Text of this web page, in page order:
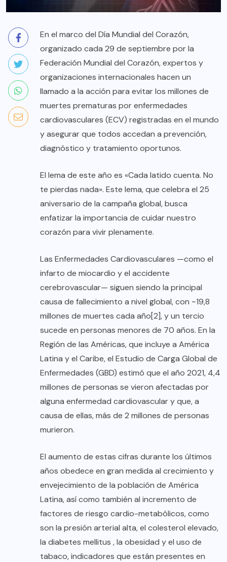
En el marco del Día Mundial del Corazón,
organizado cada 29 de septiembre por la
Federación Mundial del Corazón, expertos y
organizaciones internacionales hacen un
llamado a la acción para evitar los millones de
muertes prematuras por enfermedades
cardiovasculares (ECV) registradas en el mundo
y asegurar que todos accedan a prevención,
diagnóstico y tratamiento oportunos.
El lema de este año es «Cada latido cuenta. No
te pierdas nada». Este lema, que celebra el 25
aniversario de la campaña global, busca
enfatizar la importancia de cuidar nuestro
corazón para vivir plenamente.
Las Enfermedades Cardiovasculares —como el
infarto de miocardio y el accidente
cerebrovascular— siguen siendo la principal
causa de fallecimiento a nivel global, con ~19,8
millones de muertes cada año[2], y un tercio
sucede en personas menores de 70 años. En la
Región de las Américas, que incluye a América
Latina y el Caribe, el Estudio de Carga Global de
Enfermedades (GBD) estimó que el año 2021, 4,4
millones de personas se vieron afectadas por
alguna enfermedad cardiovascular y que, a
causa de ellas, más de 2 millones de personas
murieron.
El aumento de estas cifras durante los últimos
años obedece en gran medida al crecimiento y
envejecimiento de la población de América
Latina, así como también al incremento de
factores de riesgo cardio-metabólicos, como
son la presión arterial alta, el colesterol elevado,
la diabetes mellitus , la obesidad y el uso de
tabaco, indicadores que están presentes en